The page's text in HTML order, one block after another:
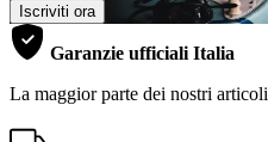
Iscriviti ora
Garanzie ufficiali Italia
La maggior parte dei nostri